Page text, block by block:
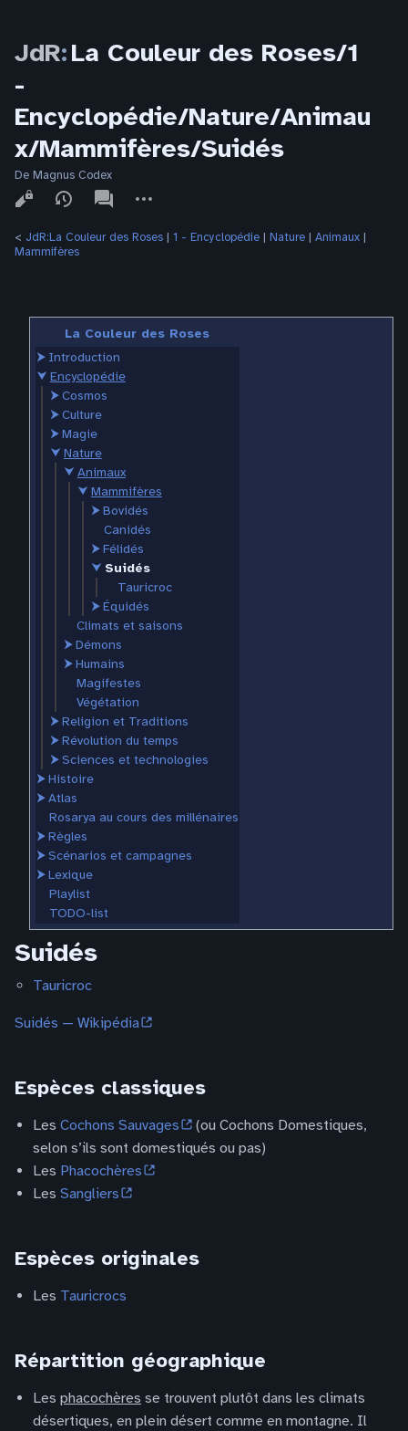
JdR:La Couleur des Roses/1
-
Encyclopédie/Nature/Animau
x/Mammifères/Suidés
De Magnus Codex
Affichages
associated-
pages
actions
< JdR:La Couleur des Roses ‎ | 1 - Encyclopédie ‎ | Nature ‎ | Animaux ‎ |
Mammifères
La Couleur des Roses
⮞ Introduction
⮟ Encyclopédie
⮞Cosmos
⮞Culture
⮞Magie
⮟ Nature
⮟ Animaux
⮟ Mammifères
⮞Bovidés
Canidés
⮞Félidés
⮟ Suidés
Tauricroc
⮞Équidés
Climats et saisons
⮞Démons
⮞Humains
Magifestes
Végétation
⮞Religion et Traditions
⮞Révolution du temps
⮞Sciences et technologies
⮞Histoire
⮞Atlas
Rosarya au cours des millénaires
⮞Règles
⮞Scénarios et campagnes
⮞Lexique
Playlist
TODO-list
Suidés
Tauricroc
Suidés — Wikipédia
Espèces classiques
Les Cochons Sauvages
(ou Cochons Domestiques,
selon s’ils sont domestiqués ou pas)
Les Phacochères
Les Sangliers
Espèces originales
Les Tauricrocs
Répartition géographique
Les phacochères se trouvent plutôt dans les climats
désertiques, en plein désert comme en montagne. Il